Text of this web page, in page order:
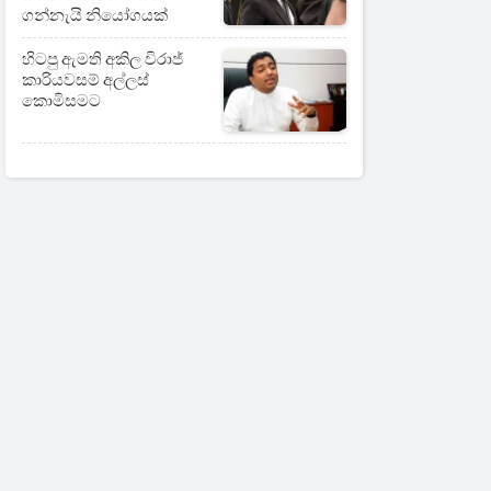
ගන්නැයි නියෝගයක්
හිටපු ඇමති අකිල විරාජ්
කාරියවසම් අල්ලස්
කොමිසමට